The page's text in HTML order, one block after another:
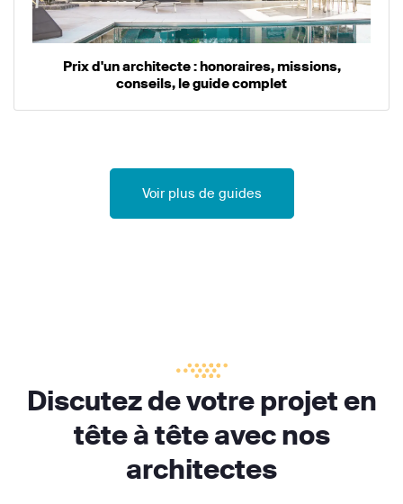
Prix d'un architecte : honoraires, missions,
conseils, le guide complet
Voir plus de guides
Discutez de votre projet en
tête à tête avec nos
architectes